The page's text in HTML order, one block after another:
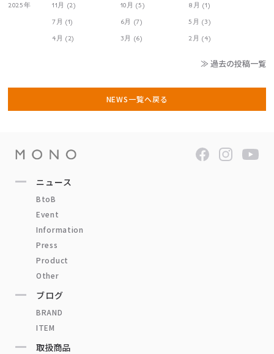
2025年
11月 (2) 10月 (5)
8月 (1)
7月 (1)
6月 (7)
5月 (3)
4月 (2)
3月 (6) 2月 (4)
≫ 過去の投稿一覧
NEWS一覧へ戻る
ニュース
BtoB
Event
Information
Press
Product
Other
ブログ
BRAND
ITEM
取扱商品